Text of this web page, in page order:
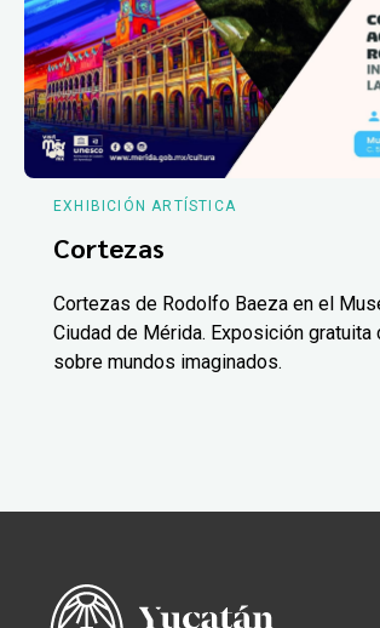
EXHIBICIÓN ARTÍSTICA
Cortezas
Cortezas de Rodolfo Baeza en el
Ciudad de Mérida. Exposición gratuita
sobre mundos imaginados.